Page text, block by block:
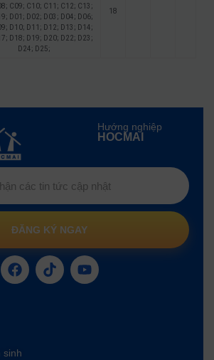
C09; C10; C11; C12; C13;
D01; D02; D03; D04; D06;
D10; D11; D12; D13; D14;
D18; D19; D20; D22; D23;
D24; D25;
18
Hướng nghiệp
HOCMAI
ĐĂNG KÝ NGAY
sinh